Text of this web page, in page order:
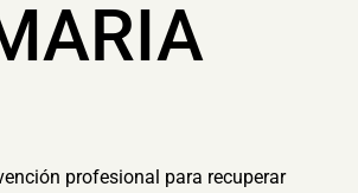
profesional para recuperar